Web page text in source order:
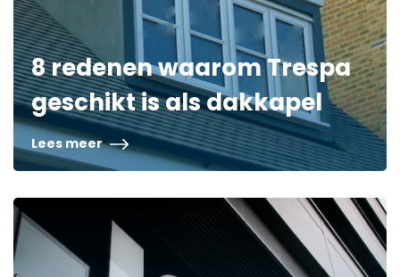
8 redenen waarom Trespa
geschikt is als dakkapel
Lees meer